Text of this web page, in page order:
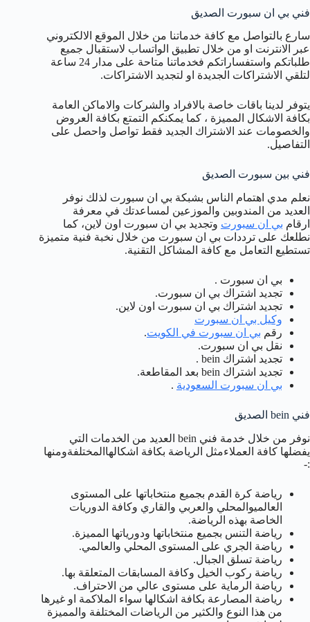
فني بي ان سبورت الصديق
سارع بالتواصل مع كافة خدماتنا من خلال الموقع الالكتروني
عبر الانترنت او من خلال تطبيق الواتساب لاستقبال جميع
طلباتكم واستفساراتكم فخدماتنا متاحة على مدار 24 ساعة
لتلقي الاشتراكات الجديدة او لتجديد الاشتراكات.
يتوفر لدينا باقات خاصة بالافراد والشركات والاماكن العامة
بكافة الاشكال المميزة ، كما يمكنكم التمتع بكافة العروض
والخصومات عند الاشتراك الجديد فقط تواصل واحصل على
التفاصيل.
فني بين سبورت الصديق
نعلم مدي اهتمام الناس بشبكة بي ان سبورت لذلك نوفر
العديد من المندوبين والموزعين لمساعدتك في معرفة
ارقام بي ان سبورت وتجديد بي ان سبورت اون لاين، كما
نطلعك على ترددات بي ان سبورت من خلال نخبة فنية متميزة
تستطيع التعامل مع كافة المشاكل التقنية.
بي ان سبورت .
تجديد اشتراك بي ان سبورت.
تجديد اشتراك بي ان سبورت اون لاين.
وكيل بي ان سبورت
رقم بي ان سبورت في الكويت.
نقل بي ان سبورت.
تجديد اشتراك bein .
تجديد اشتراك bein بعد المقاطعة.
بي ان سبورت السعودية .
فني bein الصديق
نوفر من خلال خدمة فني bein العديد من الخدمات التي
يفضلها كافة العملاءمثل الرياضة بكافة اشكالهاالمختلفةومنها
:-
رياضة كرة القدم بجميع منتخاباتها على المستوى
العالميوالمحلي والعربي والقاري وكافة الدوريات
الخاصة بهذه الرياضة.
رياضة التنس بجميع منتخاباتها ودورياتها المميزة.
رياضة الجري على المستوى المحلي والعالمي.
رياضة تسلق الجبال.
رياضة ركوب الخيل وكافة المسابقات المتعلقة بها.
رياضة الرماية على مستوى عالي من الاحتراف.
رياضة المصارعة بكافة اشكالها سواء الملاكمة او غيرها
من هذا النوع والكثير من الرياضات المختلفة والمميزة